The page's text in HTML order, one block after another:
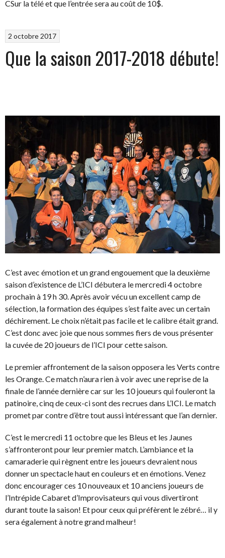
CSur la télé et que l’entrée sera au coût de 10$.
2 octobre 2017
Que la saison 2017-2018 débute!
C’est avec émotion et un grand engouement que la deuxième
saison d’existence de L’ICI débutera le mercredi 4 octobre
prochain à 19 h 30. Après avoir vécu un excellent camp de
sélection, la formation des équipes s’est faite avec un certain
déchirement. Le choix n’était pas facile et le calibre était grand.
C’est donc avec joie que nous sommes fiers de vous présenter
la cuvée de 20 joueurs de l’ICI pour cette saison.
Le premier affrontement de la saison opposera les Verts contre
les Orange. Ce match n’aura rien à voir avec une reprise de la
finale de l’année dernière car sur les 10 joueurs qui fouleront la
patinoire, cinq de ceux-ci sont des recrues dans L’ICI. Le match
promet par contre d’être tout aussi intéressant que l’an dernier.
C’est le mercredi 11 octobre que les Bleus et les Jaunes
s’affronteront pour leur premier match. L’ambiance et la
camaraderie qui règnent entre les joueurs devraient nous
donner un spectacle haut en couleurs et en émotions. Venez
donc encourager ces 10 nouveaux et 10 anciens joueurs de
l’Intrépide Cabaret d’Improvisateurs qui vous divertiront
durant toute la saison! Et pour ceux qui préfèrent le zébré… il y
sera également à notre grand malheur!